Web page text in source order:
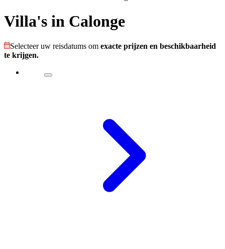
Villa's in Calonge
Selecteer uw reisdatums om exacte prijzen en beschikbaarheid
te krijgen.